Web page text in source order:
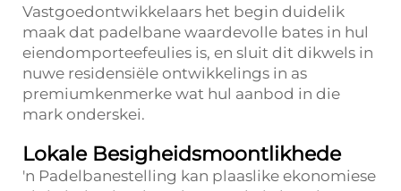
Vastgoedontwikkelaars het begin duidelik
maak dat padelbane waardevolle bates in hul
eiendomporteefeulies is, en sluit dit dikwels in
nuwe residensiële ontwikkelings in as
premiumkenmerke wat hul aanbod in die
mark onderskei.
Lokale Besigheidsmoontlikhede
'n Padelbanestelling kan plaaslike ekonomiese